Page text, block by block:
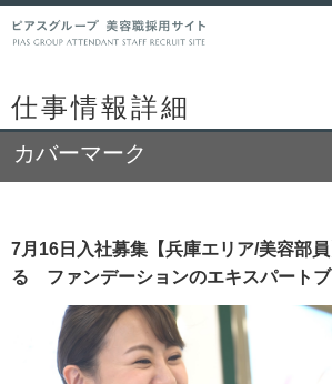
仕事情報詳細
カバーマーク
7月16日入社募集【兵庫エリア/美容部
る ファンデーションのエキスパート